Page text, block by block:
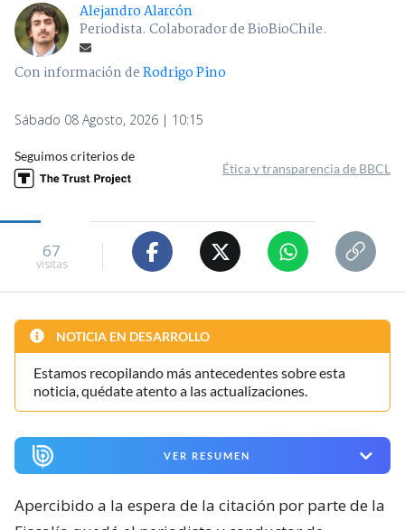
Alejandro Alarcón
Periodista. Colaborador de BioBioChile.
Con información deRodrigo Pino
Sábado 08 Agosto, 2026 | 10:15
Seguimos criterios de
Ética y transparencia de BBCL
67
visitas
NOTICIA EN DESARROLLO
Estamos recopilando más antecedentes sobre esta
noticia, quédate atento a las actualizaciones.
VER RESUMEN
Apercibido a la espera de la citación por parte de la